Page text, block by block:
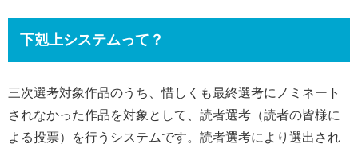
下剋上システムって？
三次選考対象作品のうち、惜しくも最終選考にノミネート
されなかった作品を対象として、読者選考（読者の皆様に
よる投票）を行うシステムです。読者選考により選出され